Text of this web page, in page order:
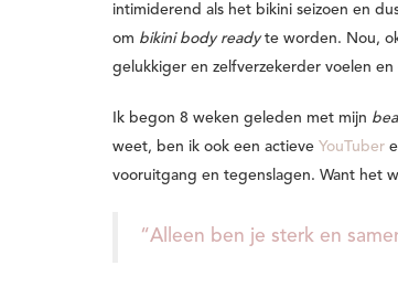
intimiderend als het bikini seizoen en
om bikini body readyte worden. Nou,
gelukkiger en zelfverzekerder voelen
Ik begon 8 weken geleden met mijn
weet, ben ik ook een actieve YouTuber
vooruitgang en tegenslagen. Want het
“Alleen ben je sterk en